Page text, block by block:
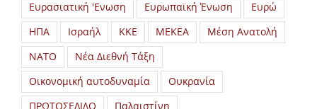
Ευρασιατική 'Ενωση
Ευρωπαϊκή Ένωση
Ευρώ
ΗΠΑ
Ισραήλ ΚΚΕ ΜΕΚΕΑ
Μέση Ανατολή
ΝΑΤΟ
Νέα Διεθνή Τάξη
Οικονομική αυτοδυναμία
Ουκρανία
ΠΡΩΤΟΣΕΛΙΔΟ
Παλαιστίνη